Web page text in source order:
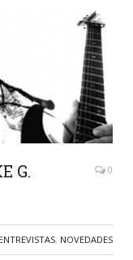
G.
0
ENTREVISTAS, NOVEDADES